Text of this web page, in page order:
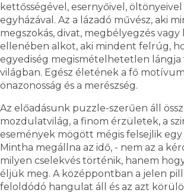
kettősségével, esernyőivel, öltönyeivel
egyházával. Az a lázadó művész, aki
megszokás, divat, megbélyegzés
ellenében alkot, aki mindent felrúg,
egyediség megismételhetetlen lángja
világban. Egész életének a fő
önazonosság és a merészség.
Az előadásunk puzzle-szerűen áll
mozdulatvilág, a finom érzületek, a
események mögött mégis felsejlik egy
Mintha megállna az idő, - nem az a
milyen cselekvés történik, hanem
éljük meg. A középpontban a jelen
feloldódó hangulat áll és az azt